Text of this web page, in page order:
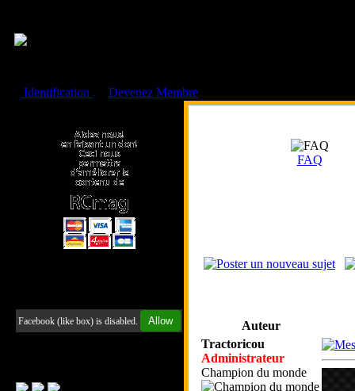
Identification
Devenez Membre
Facebook (like box) is disabled. Allow
FAQ
Auteur
Tractoricou
Administrateur
Champion du monde